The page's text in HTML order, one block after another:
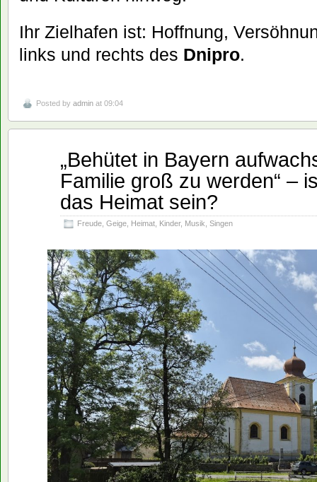
Ihr Zielhafen ist: Hoffnung,
links und rechts des Dnipro.
Posted by admin at 09:04
„Behütet in Bayern
Familie groß zu werden“ –
das Heimat sein?
Freude Geige Heimat Kinder, Musik Singen